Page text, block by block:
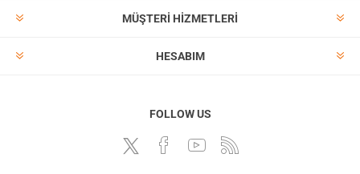
MÜŞTERI HIZMETLERI
HESABIM
FOLLOW US